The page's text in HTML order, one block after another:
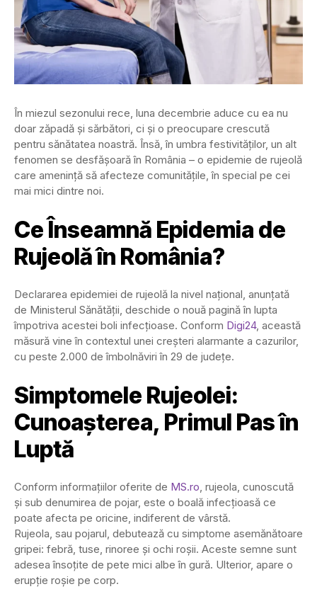
În miezul sezonului rece, luna decembrie aduce cu ea nu
doar zăpadă și sărbători, ci și o preocupare crescută
pentru sănătatea noastră. Însă, în umbra festivităților, un alt
fenomen se desfășoară în România – o epidemie de rujeolă
care amenință să afecteze comunitățile, în special pe cei
mai mici dintre noi.
Ce Înseamnă Epidemia de
Rujeolă în România?
Declararea epidemiei de rujeolă la nivel național, anunțată
de Ministerul Sănătății, deschide o nouă pagină în lupta
împotriva acestei boli infecțioase. Conform Digi24, această
măsură vine în contextul unei creșteri alarmante a cazurilor,
cu peste 2.000 de îmbolnăviri în 29 de județe.
Simptomele Rujeolei:
Cunoașterea, Primul Pas în
Luptă
Conform informațiilor oferite de MS.ro, rujeola, cunoscută
și sub denumirea de pojar, este o boală infecțioasă ce
poate afecta pe oricine, indiferent de vârstă.
Rujeola, sau pojarul, debutează cu simptome asemănătoare
gripei: febră, tuse, rinoree și ochi roșii. Aceste semne sunt
adesea însoțite de pete mici albe în gură. Ulterior, apare o
erupție roșie pe corp.